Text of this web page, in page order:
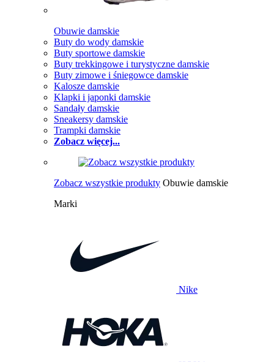
Obuwie damskie
Buty do wody damskie
Buty sportowe damskie
Buty trekkingowe i turystyczne damskie
Buty zimowe i śniegowce damskie
Kalosze damskie
Klapki i japonki damskie
Sandały damskie
Sneakersy damskie
Trampki damskie
Zobacz więcej...
Zobacz wszystkie produkty Obuwie damskie
Marki
Nike